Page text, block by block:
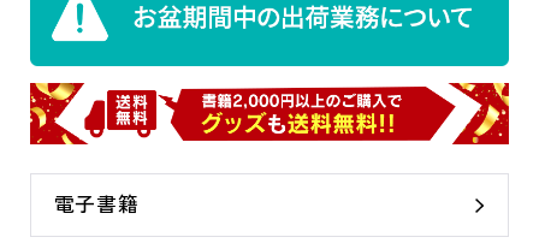
電子書籍